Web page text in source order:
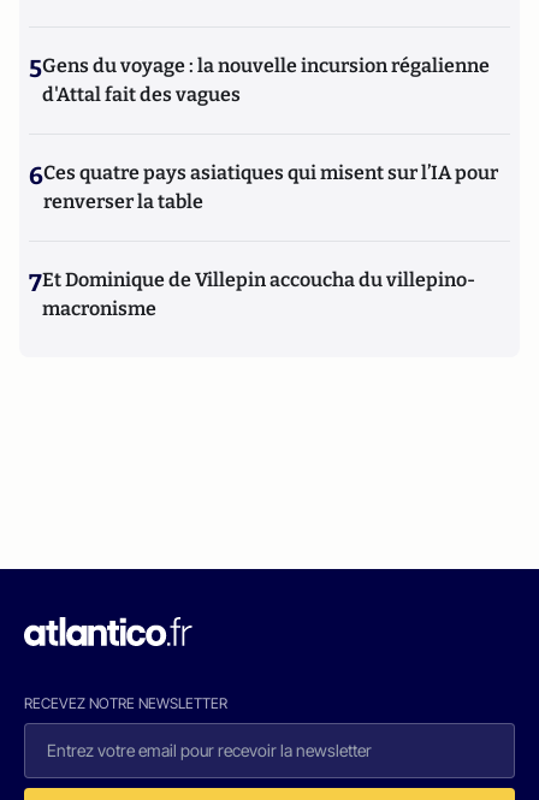
5Gens du voyage : la nouvelle incursion régalienne
d'Attal fait des vagues
6Ces quatre pays asiatiques qui misent sur l’IA pour
renverser la table
7Et Dominique de Villepin accoucha du villepino-
macronisme
RECEVEZ NOTRE NEWSLETTER